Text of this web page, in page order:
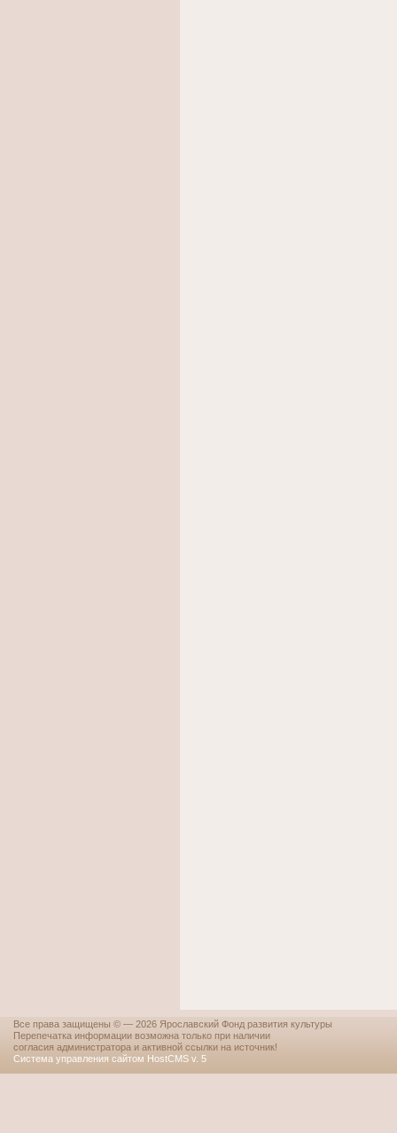
Все права защищены © — 2026 Ярославский Фонд развития культуры
Перепечатка информации возможна только при наличии
согласия администратора и активной ссылки на источник!
Система управления сайтом HostCMS v. 5